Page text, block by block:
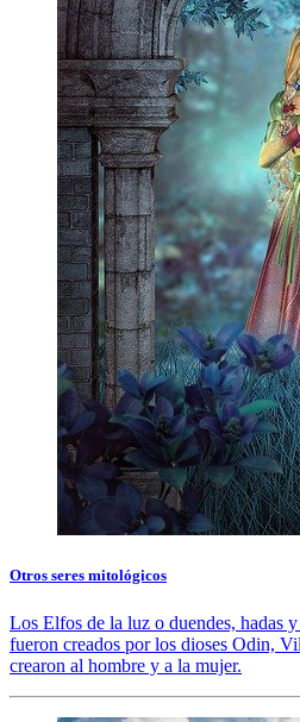
Otros seres mitológicos
Los Elfos de la luz o duendes, hadas
fueron creados por los dioses Odin,
crearon al hombre y a la mujer.